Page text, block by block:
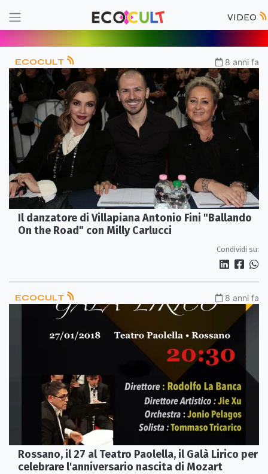
VIDEO
ECOCULT 8 anni fa
Il danzatore di Villapiana Antonio Fini "Ballando
On the Road" con Milly Carlucci
Condividi su:
ECOCULT 8 anni fa
Rossano, il 27 al Teatro Paolella, il Galà Lirico per
celebrare l'anniversario nascita di Mozart